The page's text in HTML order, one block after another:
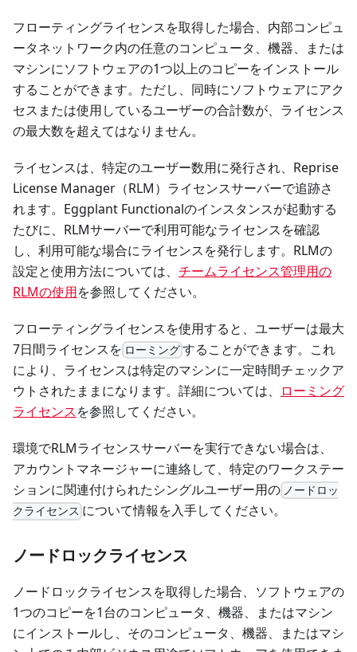
フローティングライセンスを取得した場合、内部コンピュ
ータネットワーク内の任意のコンピュータ、機器、または
マシンにソフトウェアの1つ以上のコピーをインストール
することができます。ただし、同時にソフトウェアにアク
セスまたは使用しているユーザーの合計数が、ライセンス
の最大数を超えてはなりません。
ライセンスは、特定のユーザー数用に発行され、Reprise
License Manager（RLM）ライセンスサーバーで追跡さ
れます。Eggplant Functionalのインスタンスが起動する
たびに、RLMサーバーで利用可能なライセンスを確認
し、利用可能な場合にライセンスを発行します。RLMの
設定と使用方法については、 チームライセンス管理用の
RLMの使用を参照してください。
フローティングライセンスを使用すると、ユーザーは最大
7日間ライセンスを ローミング することができます。これ
により、ライセンスは特定のマシンに一定時間チェックア
ウトされたままになります。詳細については、
ローミング
ライセンスを参照してください。
環境でRLMライセンスサーバーを実行できない場合は、
アカウントマネージャーに連絡して、特定のワークステー
ションに関連付けられたシングルユーザー用の ノードロッ
クライセンス について情報を入手してください。
ノードロックライセンス
ノードロックライセンスを取得した場合、ソフトウェアの
1つのコピーを1台のコンピュータ、機器、またはマシン
にインストールし、そのコンピュータ、機器、またはマシ